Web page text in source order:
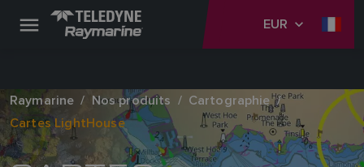
EUR
Raymarine Nos produits
Cartographie
Cartes LightHouse